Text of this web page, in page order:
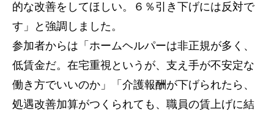
的な改善をしてほしい。６％引き下げには反対で
す」と強調しました。
参加者からは「ホームヘルパーは非正規が多く、
低賃金だ。在宅重視というが、支え手が不安定な
働き方でいいのか」「介護報酬が下げられたら、
処遇改善加算がつくられても、職員の賃上げに結